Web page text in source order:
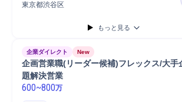
東京都渋谷区
もっと見る
企業ダイレクト New
企画営業職(リーダー候補)フレックス/大手
題解決営業
600~800万